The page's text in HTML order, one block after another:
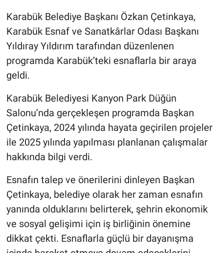
Karabük Belediye Başkanı Özkan Çetinkaya,
Karabük Esnaf ve Sanatkârlar Odası Başkanı
Yıldıray Yıldırım tarafından düzenlenen
programda Karabük’teki esnaflarla bir araya
geldi.
Karabük Belediyesi Kanyon Park Düğün
Salonu’nda gerçekleşen programda Başkan
Çetinkaya, 2024 yılında hayata geçirilen projeler
ile 2025 yılında yapılması planlanan çalışmalar
hakkında bilgi verdi.
Esnafın talep ve önerilerini dinleyen Başkan
Çetinkaya, belediye olarak her zaman esnafın
yanında olduklarını belirterek, şehrin ekonomik
ve sosyal gelişimi için iş birliğinin önemine
dikkat çekti. Esnaflarla güçlü bir dayanışma